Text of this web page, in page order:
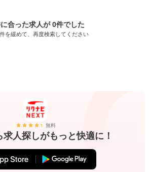
合った求人が 0件でした
を緩めて、再度検索してください
無料
求人探しがもっと快適に！